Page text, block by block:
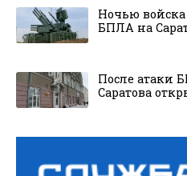
Ночью
БПЛА на
После атаки
Саратова